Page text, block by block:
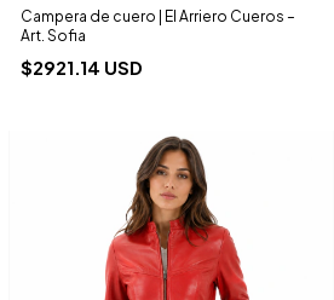
Campera de cuero | El Arriero Cueros –
Art. Sofia
$2921.14 USD